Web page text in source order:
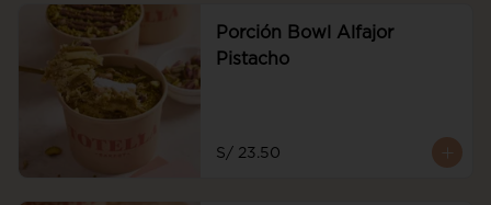
Porción Bowl Alfajor
Pistacho
S/ 23.50